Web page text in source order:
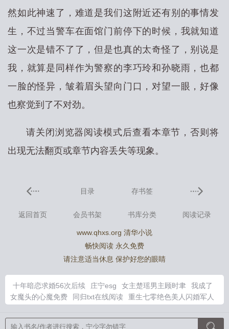
然如此神速了，难道是我们这附近还有别的事情发
生，不过当警车在面馆门前停下的时候，我就知道
这一次是错不了了，但是也真的太奇怪了，别说是
我，就算是同样作为警察的李巧玲和孙晓雨，也都
一脸的怪异，皱着眉头望向门口，对望一眼，好像
也察觉到了不对劲。
请关闭浏览器阅读模式后查看本章节，否则将
出现无法翻页或章节内容丢失等现象。
目录 存书签
返回首页 会员书架 书库分类 阅读记录
www.qhxs.org 清华小说
畅快阅读 永久免费
请注意适当休息 保护好您的眼睛
十年暗恋求婚56次后续 庄宁esg 女主楚瑶男主顾时聿
我成了
女魔头的心魔免费
同归txt在线阅读
重生七零绝色美人闪婚军人
庄宁宁
十年暗恋一场空后续剧情 我在远古养崽崽免费阅读
惩